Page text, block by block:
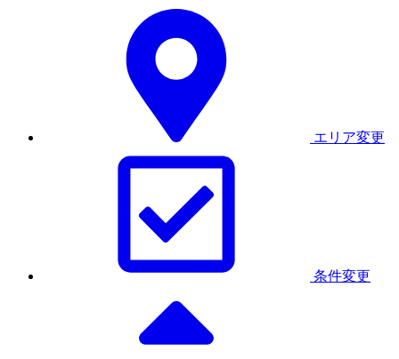
エリア変更
条件変更